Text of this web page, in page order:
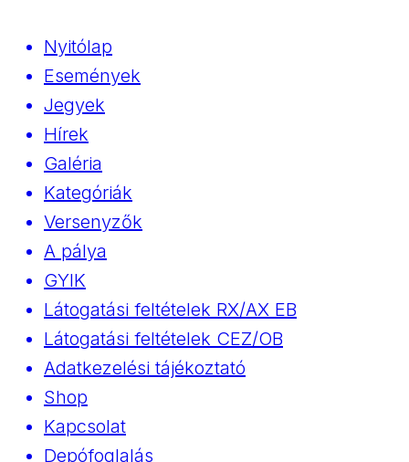
Nyitólap
Események
Jegyek
Hírek
Galéria
Kategóriák
Versenyzők
A pálya
GYIK
Látogatási feltételek RX/AX EB
Látogatási feltételek CEZ/OB
Adatkezelési tájékoztató
Shop
Kapcsolat
Depófoglalás